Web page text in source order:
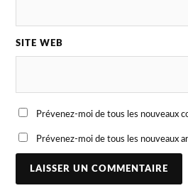
SITE WEB
Prévenez-moi de tous les nouveaux
Prévenez-moi de tous les nouveaux